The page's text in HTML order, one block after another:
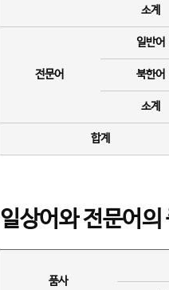
소계
전문어
일반어
북한어
소계
합계
일상어와 전문어의
품사